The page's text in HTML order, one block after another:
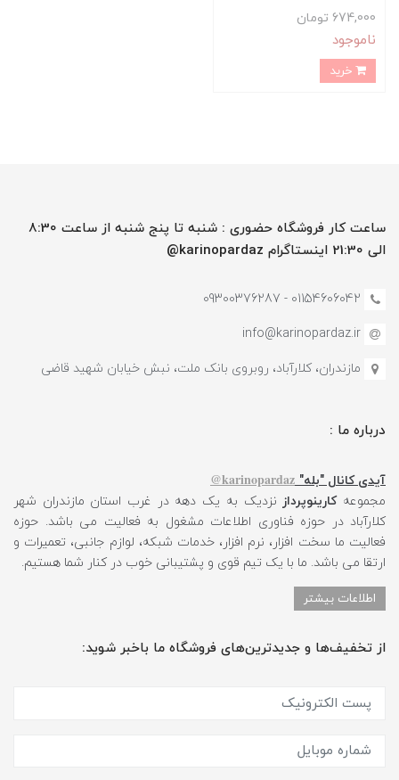
674,000 تومان
ناموجود
ساعت کار فروشگاه حضوری : شنبه تا پنج شنبه از ساعت 8:30
الی 21:30 اینستاگرام karinopardaz@
01154606042 - 09300376287
info@karinopardaz.ir
مازندران، کلارآباد، روبروی بانک ملت، نبش خیابان شهید قاضی
درباره ما :
آیدی کانال "بله" karinopardaz@
مجموعهکارینوپرداز نزدیک به یک دهه در غرب استان مازندران شهر
کلارآباد در حوزه فناوری اطلاعات مشغول به فعالیت می باشد. حوزه
فعالیت ما سخت افزار، نرم افزار، خدمات شبکه، لوازم جانبی، تعمیرات و
ارتقا می باشد. ما با یک تیم قوی و پشتیبانی خوب در کنار شما هستیم.
اطلاعات بیشتر
از تخفیف‌ها و جدیدترین‌های فروشگاه ما باخبر شوید: